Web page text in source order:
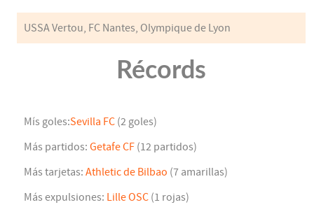
USSA Vertou, FC Nantes, Olympique de Lyon
Récords
Mís goles:Sevilla FC (2 goles)
Más partidos: Getafe CF (12 partidos)
Más tarjetas: Athletic de Bilbao (7 amarillas)
Más expulsiones: Lille OSC (1 rojas)